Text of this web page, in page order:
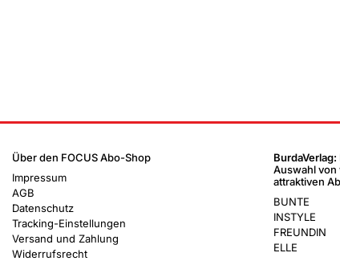
Über den FOCUS Abo-Shop
Impressum
AGB
Datenschutz
Tracking-Einstellungen
Versand und Zahlung
Widerrufsrecht
BurdaVerlag:
Auswahl
attraktiven
BUNTE
INSTYLE
FREUNDIN
ELLE